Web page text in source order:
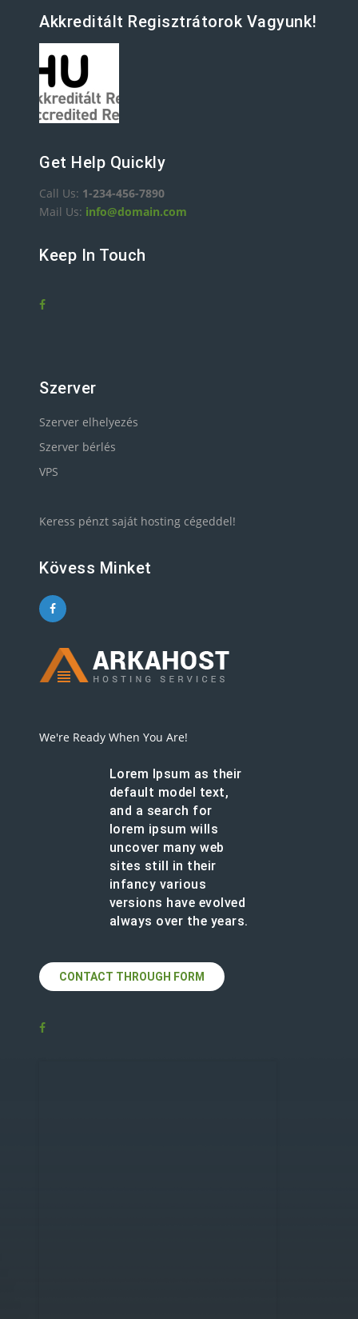
Akkreditált Regisztrátorok Vagyunk!
Get Help Quickly
Call Us: 1-234-456-7890
Mail Us: info@domain.com
Keep In Touch
Szerver
Szerver elhelyezés
Szerver bérlés
VPS
Keress pénzt saját hosting cégeddel!
Kövess Minket
We're Ready When You Are!
Lorem Ipsum as their
default model text,
and a search for
lorem ipsum wills
uncover many web
sites still in their
infancy various
versions have evolved
always over the years.
CONTACT THROUGH FORM